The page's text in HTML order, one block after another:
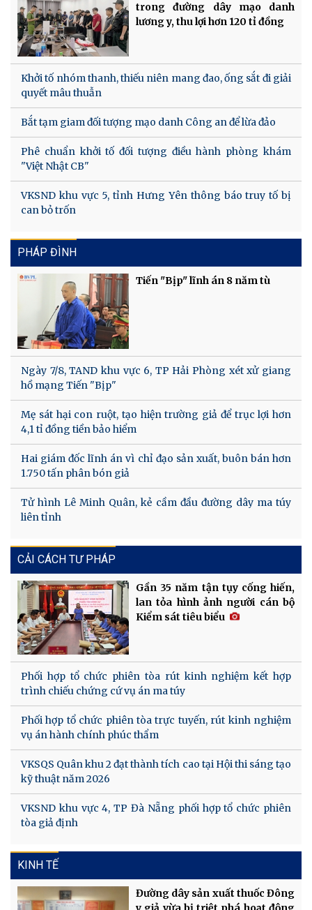
trong đường dây mạo danh
lương y, thu lợi hơn 120 tỉ đồng
Khởi tố nhóm thanh, thiếu niên mang đao, ống sắt đi giải
quyết mâu thuẫn
Bắt tạm giam đối tượng mạo danh Công an để lừa đảo
Phê chuẩn khởi tố đối tượng điều hành phòng khám
"Việt Nhật CB"
VKSND khu vực 5, tỉnh Hưng Yên thông báo truy tố bị
can bỏ trốn
PHÁP ĐÌNH
Tiến "Bịp" lĩnh án 8 năm tù
Ngày 7/8, TAND khu vực 6, TP Hải Phòng xét xử giang
hồ mạng Tiến "Bịp"
Mẹ sát hại con ruột, tạo hiện trường giả để trục lợi hơn
4,1 tỉ đồng tiền bảo hiểm
Hai giám đốc lĩnh án vì chỉ đạo sản xuất, buôn bán hơn
1.750 tấn phân bón giả
Tử hình Lê Minh Quân, kẻ cầm đầu đường dây ma túy
liên tỉnh
CẢI CÁCH TƯ PHÁP
Gần 35 năm tận tụy cống hiến,
lan tỏa hình ảnh người cán bộ
Kiểm sát tiêu biểu
Phối hợp tổ chức phiên tòa rút kinh nghiệm kết hợp
trình chiếu chứng cứ vụ án ma túy
Phối hợp tổ chức phiên tòa trực tuyến, rút kinh nghiệm
vụ án hành chính phúc thẩm
VKSQS Quân khu 2 đạt thành tích cao tại Hội thi sáng tạo
kỹ thuật năm 2026
VKSND khu vực 4, TP Đà Nẵng phối hợp tổ chức phiên
tòa giả định
KINH TẾ
Đường dây sản xuất thuốc Đông